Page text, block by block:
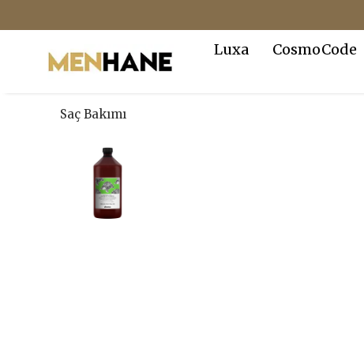
Luxa CosmoCode
Saç Bakımı